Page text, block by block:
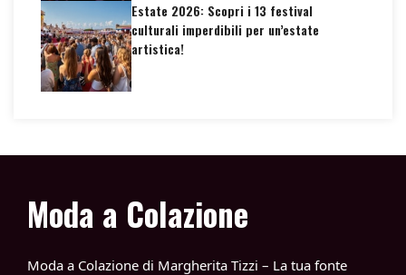
Estate 2026: Scopri i 13 festival
culturali imperdibili per un’estate
artistica!
Moda a Colazione
Moda a Colazione di Margherita Tizzi – La tua fonte